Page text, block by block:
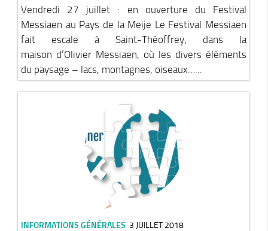
Développement économique
LEADER, aides européennes
Travaillez en Matheysine
Facturation électronique
Guide des producteurs
Aide aux alpages
Stratégie forestière du massif sud Isère
Stratégie Foncière
Appel à projet Friche
Vendredi 27 juillet : en ouverture du Festival
Messiaen au Pays de la Meije Le Festival Messiaen
fait escale à Saint-Théoffrey, dans la
maison d’Olivier Messiaen, où les divers éléments
du paysage – lacs, montagnes, oiseaux…...
INFORMATIONS GÉNÉRALES 3 JUILLET 2018